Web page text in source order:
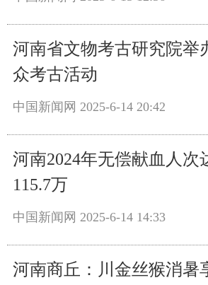
河南省文物考古研究院举
众考古活动
中国新闻网 2025-6-14 20:42
河南2024年无偿献血人次
115.7万
中国新闻网 2025-6-14 14:33
河南商丘：川金丝猴消暑